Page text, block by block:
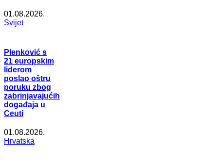
01.08.2026.
Svijet
Plenković s
21 europskim
liderom
poslao oštru
poruku zbog
zabrinjavajućih
događaja u
Ceuti
01.08.2026.
Hrvatska